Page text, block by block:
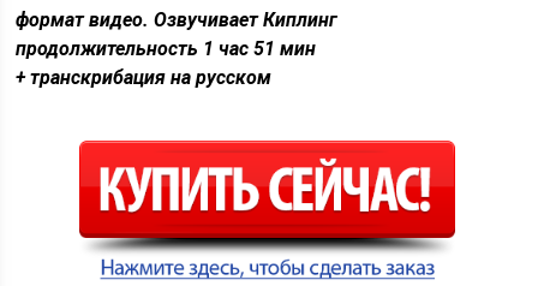
формат видео. Озвучивает Киплинг
продолжительность 1 час 51 мин
+ транскрибация на русском